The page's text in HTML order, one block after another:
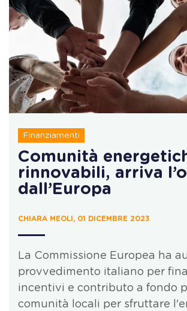
Finanziamenti
Comunità
rinnovabili, arriva
dall’Europa
CHIARA MEOLI, 01 DICEMBRE 2023
La Commissione Europea ha
provvedimento italiano per
incentivi e contributo a fondo
comunità locali per sfruttare